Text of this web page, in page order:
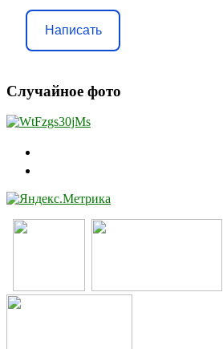
Написать
Случайное фото